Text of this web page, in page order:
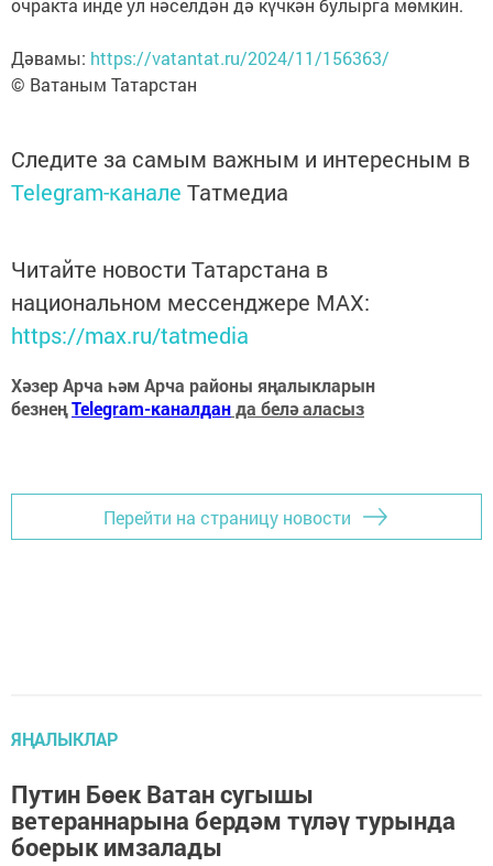
очракта инде ул нәселдән дә күчкән булырга мөмкин.
Дәвамы: https://vatantat.ru/2024/11/156363/
© Ватаным Татарстан
Следите за самым важным и интересным в
Telegram-канале Татмедиа
Читайте новости Татарстана в
национальном мессенджере MАХ:
https://max.ru/tatmedia
Хәзер Арча һәм Арча районы яңалыкларын
безнеңTelegram-каналданда белә аласыз
Перейти на страницу новости
ЯҢАЛЫКЛАР
Путин Бөек Ватан сугышы
ветераннарына бердәм түләү турында
боерык имзалады